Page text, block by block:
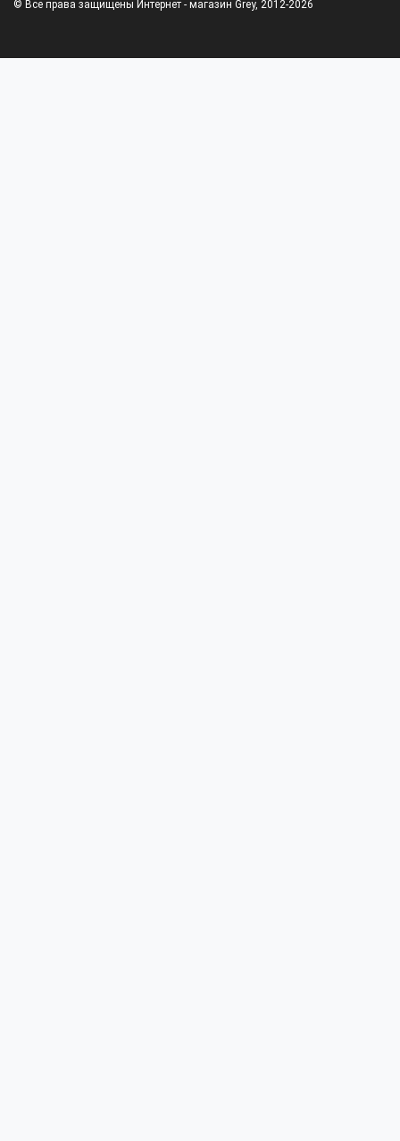
© Все права защищены Интернет - магазин Grey, 2012-2026